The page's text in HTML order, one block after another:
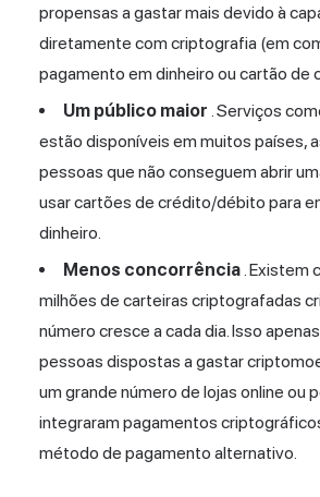
propensas a gastar mais devido à
diretamente com criptografia (em
pagamento em dinheiro ou cartão
Um público maior . Serviços
estão disponíveis em muitos países,
pessoas que não conseguem abrir
usar cartões de crédito/débito para
dinheiro.
Menos concorrência. Existem
milhões de carteiras criptografadas
número cresce a cada dia. Isso
pessoas dispostas a gastar
um grande número de lojas online ou
integraram pagamentos
método de pagamento alternativo.